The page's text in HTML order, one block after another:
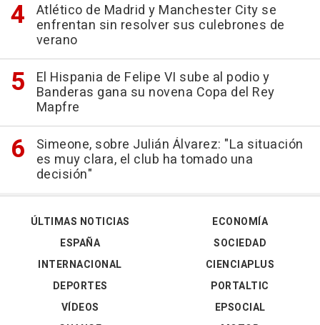
Atlético de Madrid y Manchester City se
enfrentan sin resolver sus culebrones de
verano
El Hispania de Felipe VI sube al podio y
Banderas gana su novena Copa del Rey
Mapfre
Simeone, sobre Julián Álvarez: "La situación
es muy clara, el club ha tomado una
decisión"
ÚLTIMAS NOTICIAS
ESPAÑA
INTERNACIONAL
DEPORTES
VÍDEOS
ECONOMÍA
SOCIEDAD
CIENCIAPLUS
PORTALTIC
EPSOCIAL